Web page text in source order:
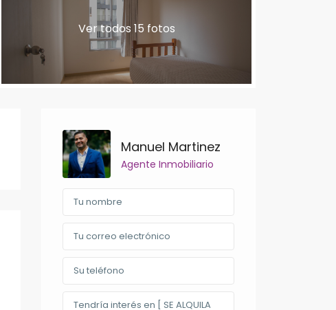
Ver todos 15 fotos
Manuel Martinez
Agente Inmobiliario